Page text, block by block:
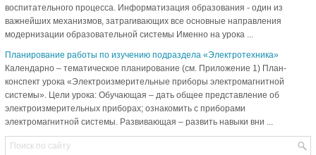
воспитательного процесса. Информатизация образования - один из
важнейших механизмов, затрагивающих все основные направления
модернизации образовательной системы Именно на урока ...
Планирование работы по изучению подраздела «Электротехника»
Календарно – тематическое планирование (см. Приложение 1) План-
конспект урока «Электроизмерительные приборы электромагнитной
системы». Цели урока: Обучающая – дать общее представление об
электроизмерительных приборах; ознакомить с приборами
электромагнитной системы. Развивающая – развить навыки вни ...